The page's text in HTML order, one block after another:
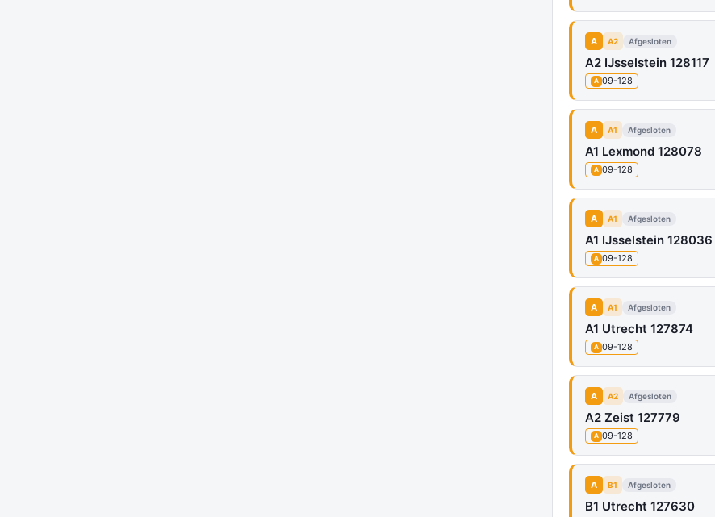
A A2 Afgesloten
A2 IJsselstein 128117
A 09-128
A A1 Afgesloten
A1 Lexmond 128078
A 09-128
A A1 Afgesloten
A1 IJsselstein 128036
A 09-128
A A1 Afgesloten
A1 Utrecht 127874
A 09-128
A A2 Afgesloten
A2 Zeist 127779
A 09-128
A B1 Afgesloten
B1 Utrecht 127630